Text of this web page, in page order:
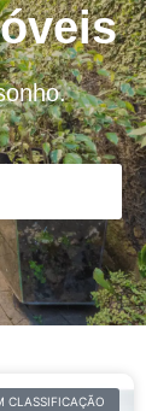
CLASSIFICAÇÃO